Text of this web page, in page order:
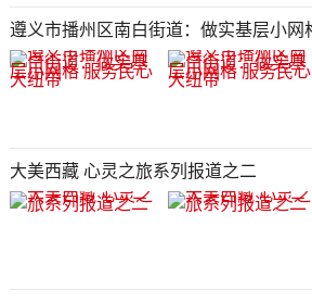
遵义市播州区南白街道：做实基层小网
大美西藏 心灵之旅系列报道之二